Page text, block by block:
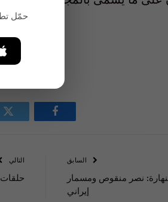
فيسبوك
السابق
نصر منقوص ومسمار
إيراني
التالي
حمّل